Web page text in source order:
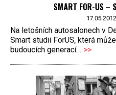
SMART FOR-US –
Na letošních autosalonech v
Smart studii ForUS, která
budoucích generací… >>